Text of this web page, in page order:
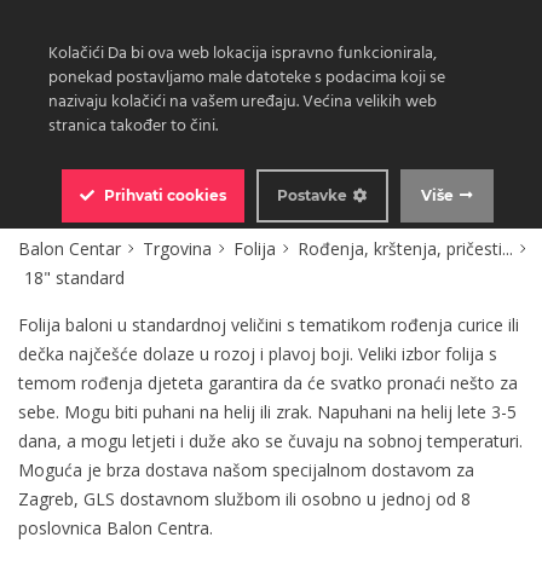
Balon Centar Trgovina Folija
Rođenja, krštenja, pričesti...
18" standard
Folija baloni u standardnoj veličini s tematikom rođenja curice ili
dečka najčešće dolaze u rozoj i plavoj boji. Veliki izbor folija s
temom rođenja djeteta garantira da će svatko pronaći nešto za
sebe. Mogu biti puhani na helij ili zrak. Napuhani na helij lete 3-5
dana, a mogu letjeti i duže ako se čuvaju na sobnoj temperaturi.
Moguća je brza dostava našom specijalnom dostavom za
Zagreb, GLS dostavnom službom ili osobno u jednoj od 8
poslovnica Balon Centra.
Kolačići Da bi ova web lokacija ispravno funkcionirala,
ponekad postavljamo male datoteke s podacima koji se
nazivaju kolačići na vašem uređaju. Većina velikih web
stranica također to čini.
Prihvati cookies Više
Postavke